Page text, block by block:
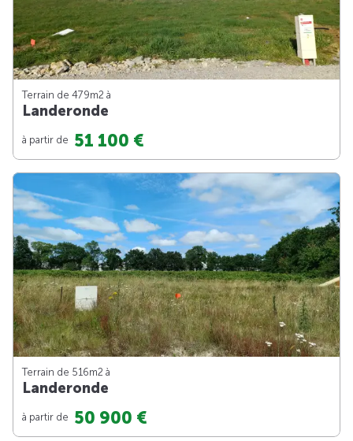
Terrain de 479m2 à
Landeronde
à partir de 51 100 €
Terrain de 516m2 à
Landeronde
à partir de 50 900 €